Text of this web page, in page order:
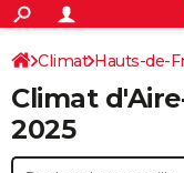
ACTUALITÉS
Politique
Société
Faits Divers
Education
Monde
Villes
+
SPORT
Coupe du monde 2026
Football
Tennis
Cyclisme
Rugby
Forum
Programme TV
TNT
Streaming
Cinéma
Sorties cinéma
Musique
+
FINANCE
Climat Hauts-de-
Climat d'
2025